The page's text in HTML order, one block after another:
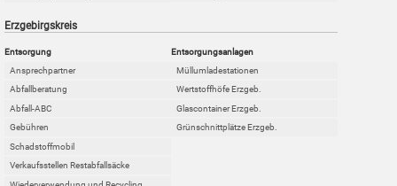
Erzgebirgskreis
Entsorgung
Ansprechpartner
Abfallberatung
Abfall-ABC
Gebühren
Schadstoffmobil
Verkaufsstellen Restabfallsäcke
Entsorgungsanlagen
Müllumladestationen
Wertstoffhöfe Erzgeb.
Glascontainer Erzgeb.
Grünschnittplätze Erzgeb.